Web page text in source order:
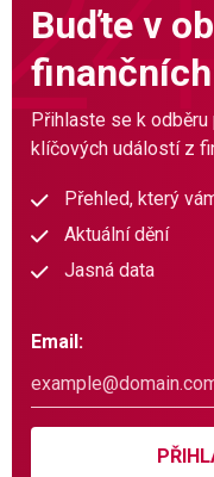
Buďte v
Přihlaste se k odběru
klíčových událostí z
Přehled, který
Aktuální dění
Jasná data
Email: